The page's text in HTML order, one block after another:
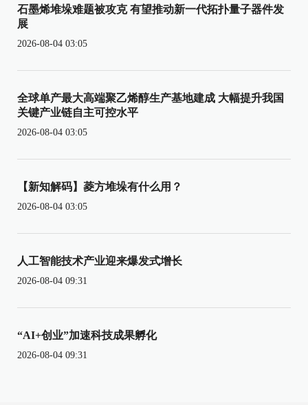
石墨烯堆垛难题被攻克 有望推动新一代拓扑量子器件发
展
2026-08-04 03:05
全球单产最大高端聚乙烯醇生产基地建成 大幅提升我国
关键产业链自主可控水平
2026-08-04 03:05
【新知解码】菱方堆垛有什么用？
2026-08-04 03:05
人工智能技术产业迎来爆发式增长
2026-08-04 09:31
“AI+创业”加速科技成果孵化
2026-08-04 09:31